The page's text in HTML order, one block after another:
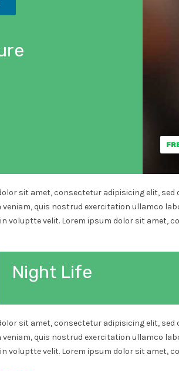
sit amet, consectetur adipisicing elit,
veniam, quis nostrud exercitation ullamco
voluptte velit. Lorem ipsum dolor sit amet,
Night Life
sit amet, consectetur adipisicing elit,
veniam, quis nostrud exercitation ullamco
voluptte velit. Lorem ipsum dolor sit amet,